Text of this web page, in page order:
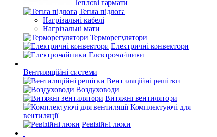
Теплові гармати
Тепла підлога
Нагрівальні кабелі
Нагрівальні мати
Терморегулятори
Електричні конвектори
Електрочайники
Вентиляційні системи
Вентиляційні решітки
Воздуховоди
Витяжні вентилятори
Комплектуючі для
вентиляції
Ревізійні люки